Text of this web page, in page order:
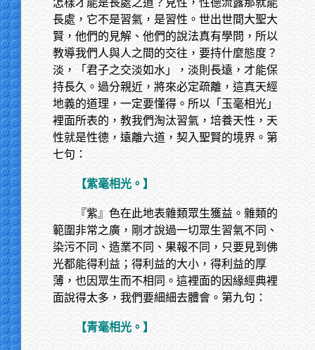
怎樣才能是長處之道？見性，性德流露那就能
長處，它不是習氣，是習性。世出世間大聖大
賢，他們的見解、他們的說法真有學問，所以
教導我們人與人之間的交往，要持什麼態度？
淡，「君子之交淡如水」，淡則長遠，才能保
持長久。過分親近，將來必定疏離，這真天經
地義的道理，一定要懂得。所以「玉毫相光」
裡面所表的，教我們淘汰習氣，培養天性，天
性就是性德，遠離六道，契入聖賢的境界。第
七句：
【紫毫相光。】
『紫』色在此地表雜類眾生獲益。雜類的
範圍非常之廣，剛才說過一切眾生習氣不同、
染污不同、造業不同、果報不同，只要見到佛
光都能得利益；得利益的大小，得利益的厚
薄，也因眾生而不相同。這裡面的因緣經典裡
面說得太多，我們要細細去體會。第九句：
【青毫相光。】